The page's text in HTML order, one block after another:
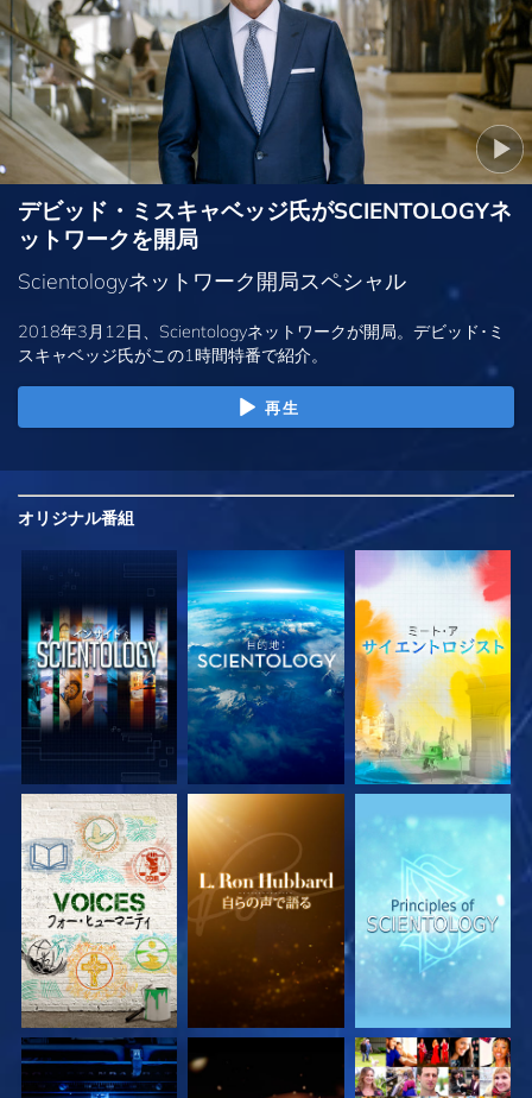
デビッド・ミスキャベッジ氏がSCIENTOLOGYネ
ットワークを開局
Scientologyネットワーク開局スペシャル
2018年3月12日、Scientologyネットワークが開局。デビッド･ミ
スキャベッジ氏がこの1時間特番で紹介。
再生
オリジナル番組
シリーズを探求 シリーズを探求 シリーズを探求